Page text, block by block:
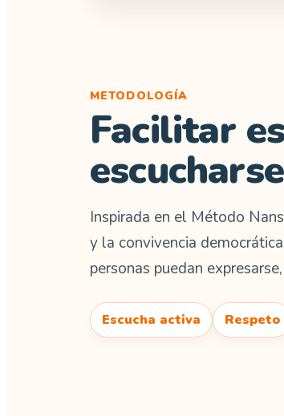
METODOLOGÍA
Facilitar
escucharse
Inspirada en el Método
y la convivencia
personas puedan
Escucha activa Respeto